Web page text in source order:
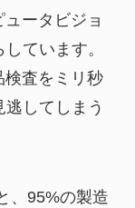
ータビジョ
ています。
検査をミリ秒
してしまう
、95%の製造